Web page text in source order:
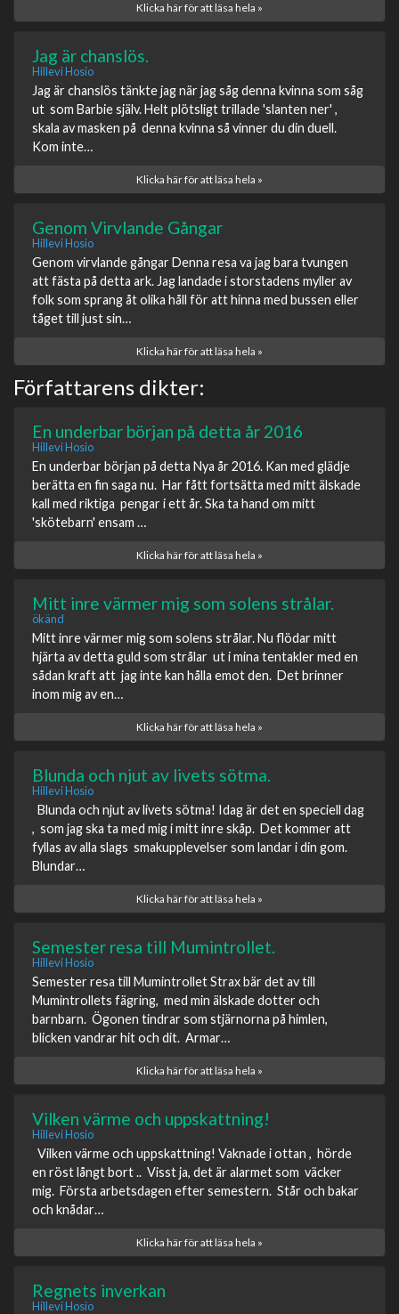
Klicka här för att läsa hela »
Jag är chanslös.
Hillevi Hosio
Jag är chanslös tänkte jag när jag såg denna kvinna som såg
ut som Barbie själv. Helt plötsligt trillade 'slanten ner' ,
skala av masken på denna kvinna så vinner du din duell.
Kom inte…
Klicka här för att läsa hela »
Genom Virvlande Gångar
Hillevi Hosio
Genom virvlande gångar Denna resa va jag bara tvungen
att fästa på detta ark. Jag landade i storstadens myller av
folk som sprang åt olika håll för att hinna med bussen eller
tåget till just sin…
Klicka här för att läsa hela »
Författarens dikter:
En underbar början på detta år 2016
Hillevi Hosio
En underbar början på detta Nya år 2016. Kan med glädje
berätta en fin saga nu. Har fått fortsätta med mitt älskade
kall med riktiga pengar i ett år. Ska ta hand om mitt
'skötebarn' ensam …
Klicka här för att läsa hela »
Mitt inre värmer mig som solens strålar.
ökänd
Mitt inre värmer mig som solens strålar. Nu flödar mitt
hjärta av detta guld som strålar ut i mina tentakler med en
sådan kraft att jag inte kan hålla emot den. Det brinner
inom mig av en…
Klicka här för att läsa hela »
Blunda och njut av livets sötma.
Hillevi Hosio
Blunda och njut av livets sötma! Idag är det en speciell dag
, som jag ska ta med mig i mitt inre skåp. Det kommer att
fyllas av alla slags smakupplevelser som landar i din gom.
Blundar…
Klicka här för att läsa hela »
Semester resa till Mumintrollet.
Hillevi Hosio
Semester resa till Mumintrollet Strax bär det av till
Mumintrollets fägring, med min älskade dotter och
barnbarn. Ögonen tindrar som stjärnorna på himlen,
blicken vandrar hit och dit. Armar…
Klicka här för att läsa hela »
Vilken värme och uppskattning!
Hillevi Hosio
Vilken värme och uppskattning! Vaknade i ottan , hörde
en röst långt bort .. Visst ja, det är alarmet som väcker
mig. Första arbetsdagen efter semestern. Står och bakar
och knådar…
Klicka här för att läsa hela »
Regnets inverkan
Hillevi Hosio